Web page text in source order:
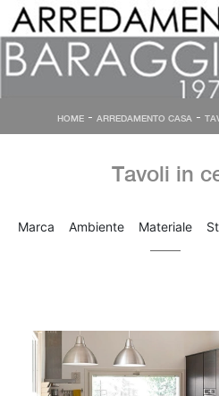
HOME - ARREDAMENTO CASA -
Tavoli in
Marca Ambiente Materiale